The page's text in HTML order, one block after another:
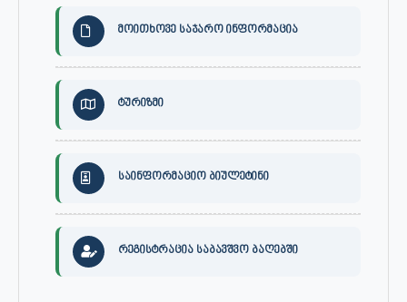
მოითხოვე საჯარო ინფორმაცია
ტურიზმი
საინფორმაციო ბიულეტინი
რეგისტრაცია საბავშვო ბაღებში